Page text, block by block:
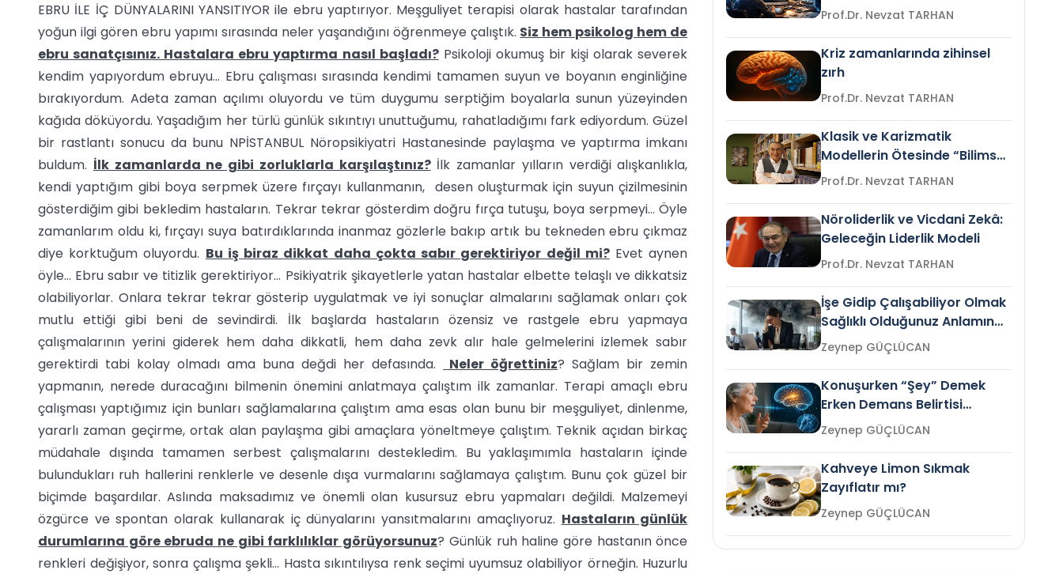
EBRU İLE İÇ DÜNYALARINI YANSITIYOR ile ebru yaptırıyor. Meşguliyet terapisi olarak hastalar tarafından
yoğun ilgi gören ebru yapımı sırasında neler yaşandığını öğrenmeye çalıştık. Siz hem psikolog hem de
ebru sanatçısınız. Hastalara ebru yaptırma nasıl başladı?Psikoloji okumuş bir kişi olarak severek
kendim yapıyordum ebruyu… Ebru çalışması sırasında kendimi tamamen suyun ve boyanın enginliğine
bırakıyordum. Adeta zaman açılımı oluyordu ve tüm duygumu serptiğim boyalarla sunun yüzeyinden
kağıda döküyordu. Yaşadığım her türlü günlük sıkıntıyı unuttuğumu, rahatladığımı fark ediyordum. Güzel
bir rastlantı sonucu da bunu NPİSTANBUL Nöropsikiyatri Hastanesinde paylaşma ve yaptırma imkanı
buldum. İlk zamanlarda ne gibi zorluklarla karşılaştınız?İlk zamanlar yılların verdiği alışkanlıkla,
kendi yaptığım gibi boya serpmek üzere fırçayı kullanmanın, desen oluşturmak için suyun çizilmesinin
gösterdiğim gibi bekledim hastaların. Tekrar tekrar gösterdim doğru fırça tutuşu, boya serpmeyi… Öyle
zamanlarım oldu ki, fırçayı suya batırdıklarında inanmaz gözlerle bakıp artık bu tekneden ebru çıkmaz
diye korktuğum oluyordu. Bu iş biraz dikkat daha çokta sabır gerektiriyor değil mi?Evet aynen
öyle… Ebru sabır ve titizlik gerektiriyor… Psikiyatrik şikayetlerle yatan hastalar elbette telaşlı ve dikkatsiz
olabiliyorlar. Onlara tekrar tekrar gösterip uygulatmak ve iyi sonuçlar almalarını sağlamak onları çok
mutlu ettiği gibi beni de sevindirdi. İlk başlarda hastaların özensiz ve rastgele ebru yapmaya
çalışmalarının yerini giderek hem daha dikkatli, hem daha zevk alır hale gelmelerini izlemek sabır
gerektirdi tabi kolay olmadı ama buna değdi her defasında.
Neler öğrettiniz? Sağlam bir zemin
yapmanın, nerede duracağını bilmenin önemini anlatmaya çalıştım ilk zamanlar. Terapi amaçlı ebru
çalışması yaptığımız için bunları sağlamalarına çalıştım ama esas olan bunu bir meşguliyet, dinlenme,
yararlı zaman geçirme, ortak alan paylaşma gibi amaçlara yöneltmeye çalıştım. Teknik açıdan birkaç
müdahale dışında tamamen serbest çalışmalarını destekledim. Bu yaklaşımımla hastaların içinde
bulundukları ruh hallerini renklerle ve desenle dışa vurmalarını sağlamaya çalıştım. Bunu çok güzel bir
biçimde başardılar. Aslında maksadımız ve önemli olan kusursuz ebru yapmaları değildi. Malzemeyi
özgürce ve spontan olarak kullanarak iç dünyalarını yansıtmalarını amaçlıyoruz. Hastaların günlük
durumlarına göre ebruda ne gibi farklılıklar görüyorsunuz? Günlük ruh haline göre hastanın önce
renkleri değişiyor, sonra çalışma şekli... Hasta sıkıntılıysa renk seçimi uyumsuz olabiliyor örneğin. Huzurlu
Prof.Dr. Nevzat TARHAN
Kriz zamanlarında zihinsel
zırh
Prof.Dr. Nevzat TARHAN
Klasik ve Karizmatik
Modellerin Ötesinde “Bilimsel
Liderlik”
Prof.Dr. Nevzat TARHAN
Nöroliderlik ve Vicdani Zekâ:
Geleceğin Liderlik Modeli
Prof.Dr. Nevzat TARHAN
İşe Gidip Çalışabiliyor Olmak
Sağlıklı Olduğunuz Anlamına
Gelir mi?Zeynep GÜÇLÜCAN
Konuşurken “Şey” Demek
Erken Demans Belirtisi
Olabilir mi?Zeynep GÜÇLÜCAN
Kahveye Limon Sıkmak
Zayıflatır mı?
Zeynep GÜÇLÜCAN